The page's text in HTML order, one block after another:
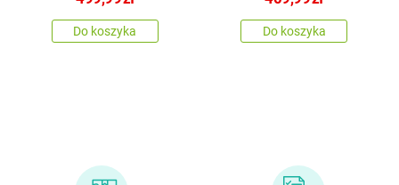
Do koszyka Do koszyka